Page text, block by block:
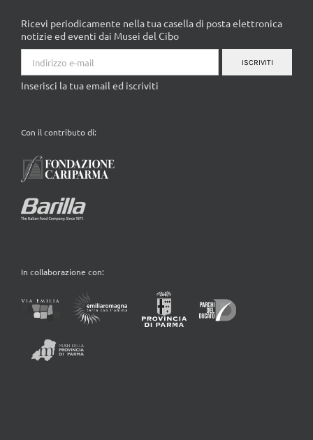
Ricevi periodicamente nella tua casella di posta elettronica
notizie ed eventi dai Musei del Cibo
ISCRIVITI
Inserisci la tua email ed iscriviti
Con il contributo di:
In collaborazione con: